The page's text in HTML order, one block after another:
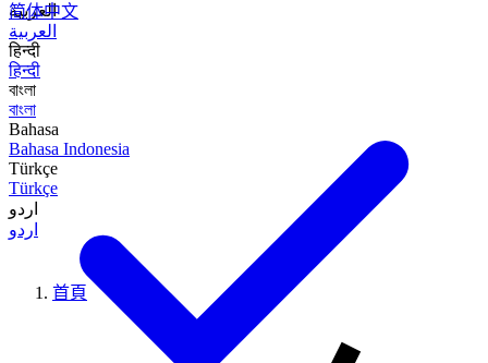
العربية
العربية
हिन्दी
हिन्दी
বাংলা
বাংলা
Bahasa
Bahasa Indonesia
Türkçe
Türkçe
اردو
اردو
简体中文
首頁